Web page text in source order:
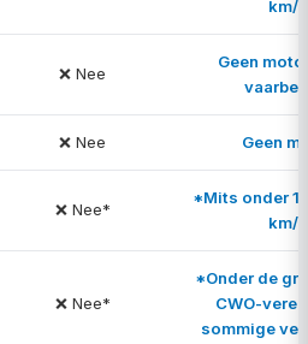
km/u
❌ Nee
Geen
❌ Nee Geen
❌ Nee*
*Mits onder
km/u
❌ Nee*
*Onder de
CWO-
sommige